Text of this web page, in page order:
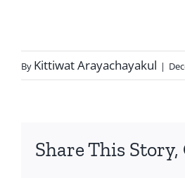
By Kittiwat Arayachayakul |
Share This